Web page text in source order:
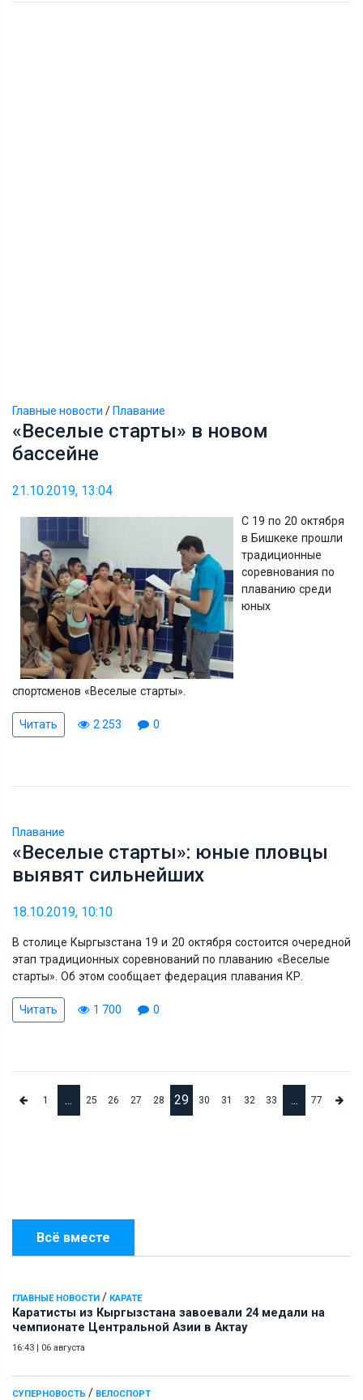
Всё вместе
ГЛАВНЫЕ НОВОСТИ / КАРАТЕ
Каратисты из Кыргызстана завоевали 24 медали на
чемпионате Центральной Азии в Актау
16:43 | 06 августа
СУПЕРНОВОСТЬ / ВЕЛОСПОРТ
Главные новости /Плавание
«Веселые старты» в новом
бассейне
21.10.2019, 13:04
С 19 по 20 октября
в Бишкеке прошли
традиционные
соревнования по
плаванию среди
юных
спортсменов«Веселые старты».
Читать 2 253 0
Плавание
«Веселые старты»: юные пловцы
выявят сильнейших
18.10.2019, 10:10
В столице Кыргызстана 19 и 20 октября состоится очередной
этап традиционных соревнований по плаванию «Веселые
старты».Об этом сообщает федерация плавания КР.
Читать 1 700 0
1 ... 25 26 27 28 29 30 31 32 33 ... 77